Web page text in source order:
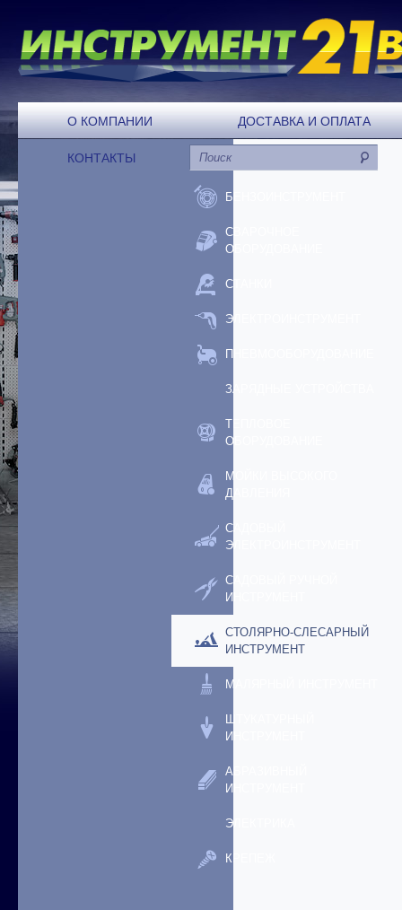
О КОМПАНИИ ДОСТАВКА И ОПЛАТА
КОНТАКТЫ
БЕНЗОИНСТРУМЕНТ
СВАРОЧНОЕ
ОБОРУДОВАНИЕ
СТАНКИ
ЭЛЕКТРОИНСТРУМЕНТ
ПНЕВМООБОРУДОВАНИЕ
ЗАРЯДНЫЕ УСТРОЙСТВА
ТЕПЛОВОЕ
ОБОРУДОВАНИЕ
МОЙКИ ВЫСОКОГО
ДАВЛЕНИЯ
САДОВЫЙ
ЭЛЕКТРОИНСТРУМЕНТ
САДОВЫЙ РУЧНОЙ
ИНСТРУМЕНТ
СТОЛЯРНО-СЛЕСАРНЫЙ
ИНСТРУМЕНТ
МАЛЯРНЫЙ ИНСТРУМЕНТ
ШТУКАТУРНЫЙ
ИНСТРУМЕНТ
АБРАЗИВНЫЙ
ИНСТРУМЕНТ
ЭЛЕКТРИКА
КРЕПЕЖ